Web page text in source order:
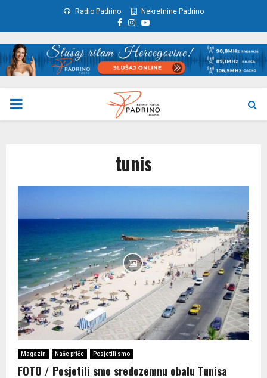
Radio Padrino Nekretnine Padrino
Facebook
Instagram
Youtube
PRIMARY
tunis
Magazin Naše priče Posjetili smo
FOTO / Posjetili smo sredozemnu obalu Tunisa